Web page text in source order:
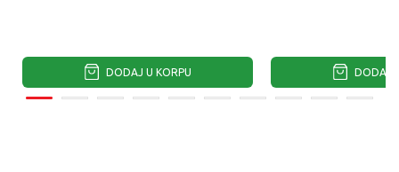
DODAJ U KORPU DODAJ